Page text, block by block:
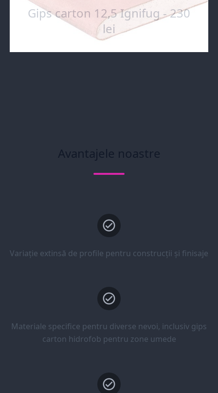
Gips carton 12,5 Ignifug - 230
lei
Avantajele noastre
Variație extinsă de profile pentru construcții și finisaje
Materiale specifice pentru diverse nevoi, inclusiv gips
carton hidrofob pentru zone umede